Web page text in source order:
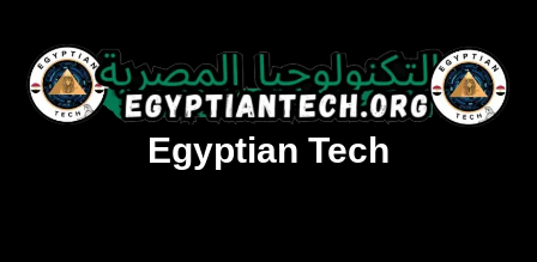
Egyptian Tech